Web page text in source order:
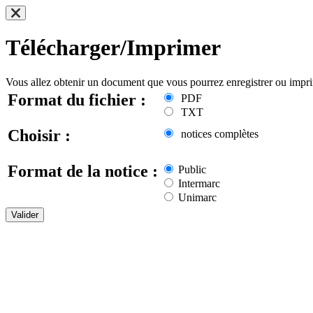
Télécharger/Imprimer
Vous allez obtenir un document que vous pourrez enregistrer ou
Format du fichier :
PDF
TXT
Choisir : notices complètes
Format de la notice :
Public
Intermarc
Unimarc